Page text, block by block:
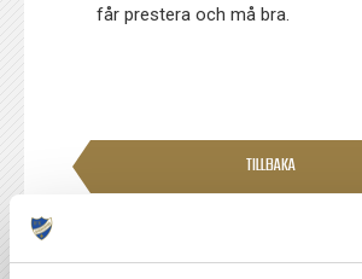
får prestera och må bra.
TILLBAKA